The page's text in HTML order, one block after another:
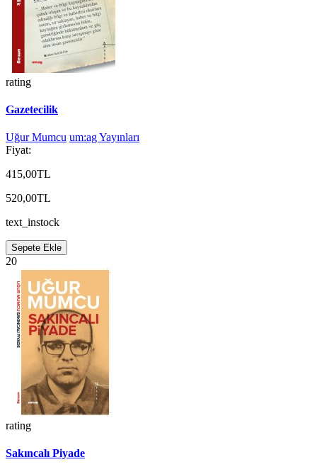
rating
Gazetecilik
Uğur Mumcu um:ag Yayınları
Fiyat:
415,00TL
520,00TL
text_instock
Sepete Ekle
20
rating
Sakıncalı Piyade